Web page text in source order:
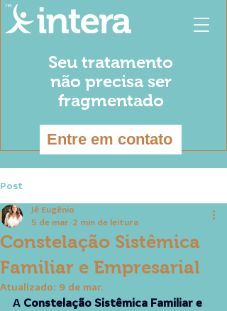
Seu tratamento
não precisa ser
fragmentado
Entre em contato
Post
Constelação Sistêmica
Familiar e Empresarial
Jê Eugênio
5 de mar. 2 min de leitura
Atualizado: 9 de mar.
A Constelação Sistêmica Familiar e